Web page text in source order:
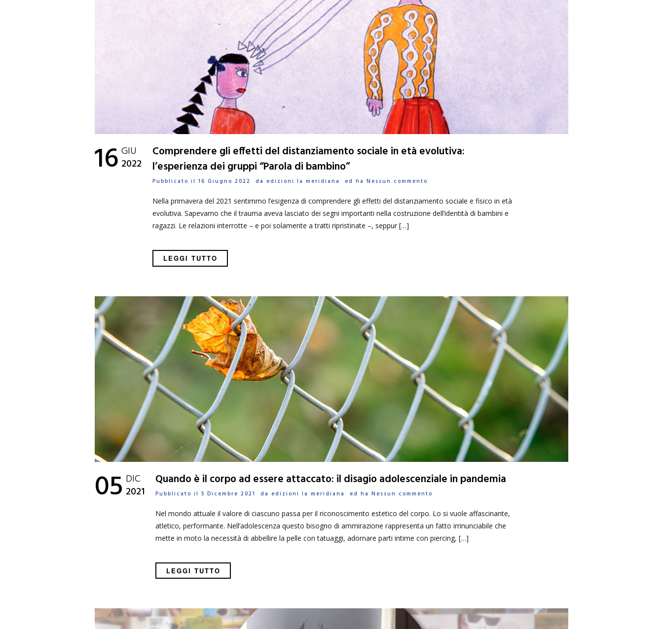
16 GIU
2022
Comprendere gli effetti del distanziamento sociale in età evolutiva:
l’esperienza dei gruppi “Parola di bambino”
Pubblicato il 16 Giugno 2022 da edizioni la meridiana ed ha Nessun commento
Nella primavera del 2021 sentimmo l’esigenza di comprendere gli effetti del distanziamento sociale e fisico in età
evolutiva. Sapevamo che il trauma aveva lasciato dei segni importanti nella costruzione dell’identità di bambini e
ragazzi. Le relazioni interrotte – e poi solamente a tratti ripristinate –, seppur […]
LEGGI TUTTO
05 DIC
2021
Quando è il corpo ad essere attaccato: il disagio adolescenziale in pandemia
Pubblicato il 5 Dicembre 2021 da edizioni la meridiana ed ha Nessun commento
Nel mondo attuale il valore di ciascuno passa per il riconoscimento estetico del corpo. Lo si vuole affascinante,
atletico, performante. Nell’adolescenza questo bisogno di ammirazione rappresenta un fatto irrinunciabile che
mette in moto la necessità di abbellire la pelle con tatuaggi, adornare parti intime con piercing, […]
LEGGI TUTTO